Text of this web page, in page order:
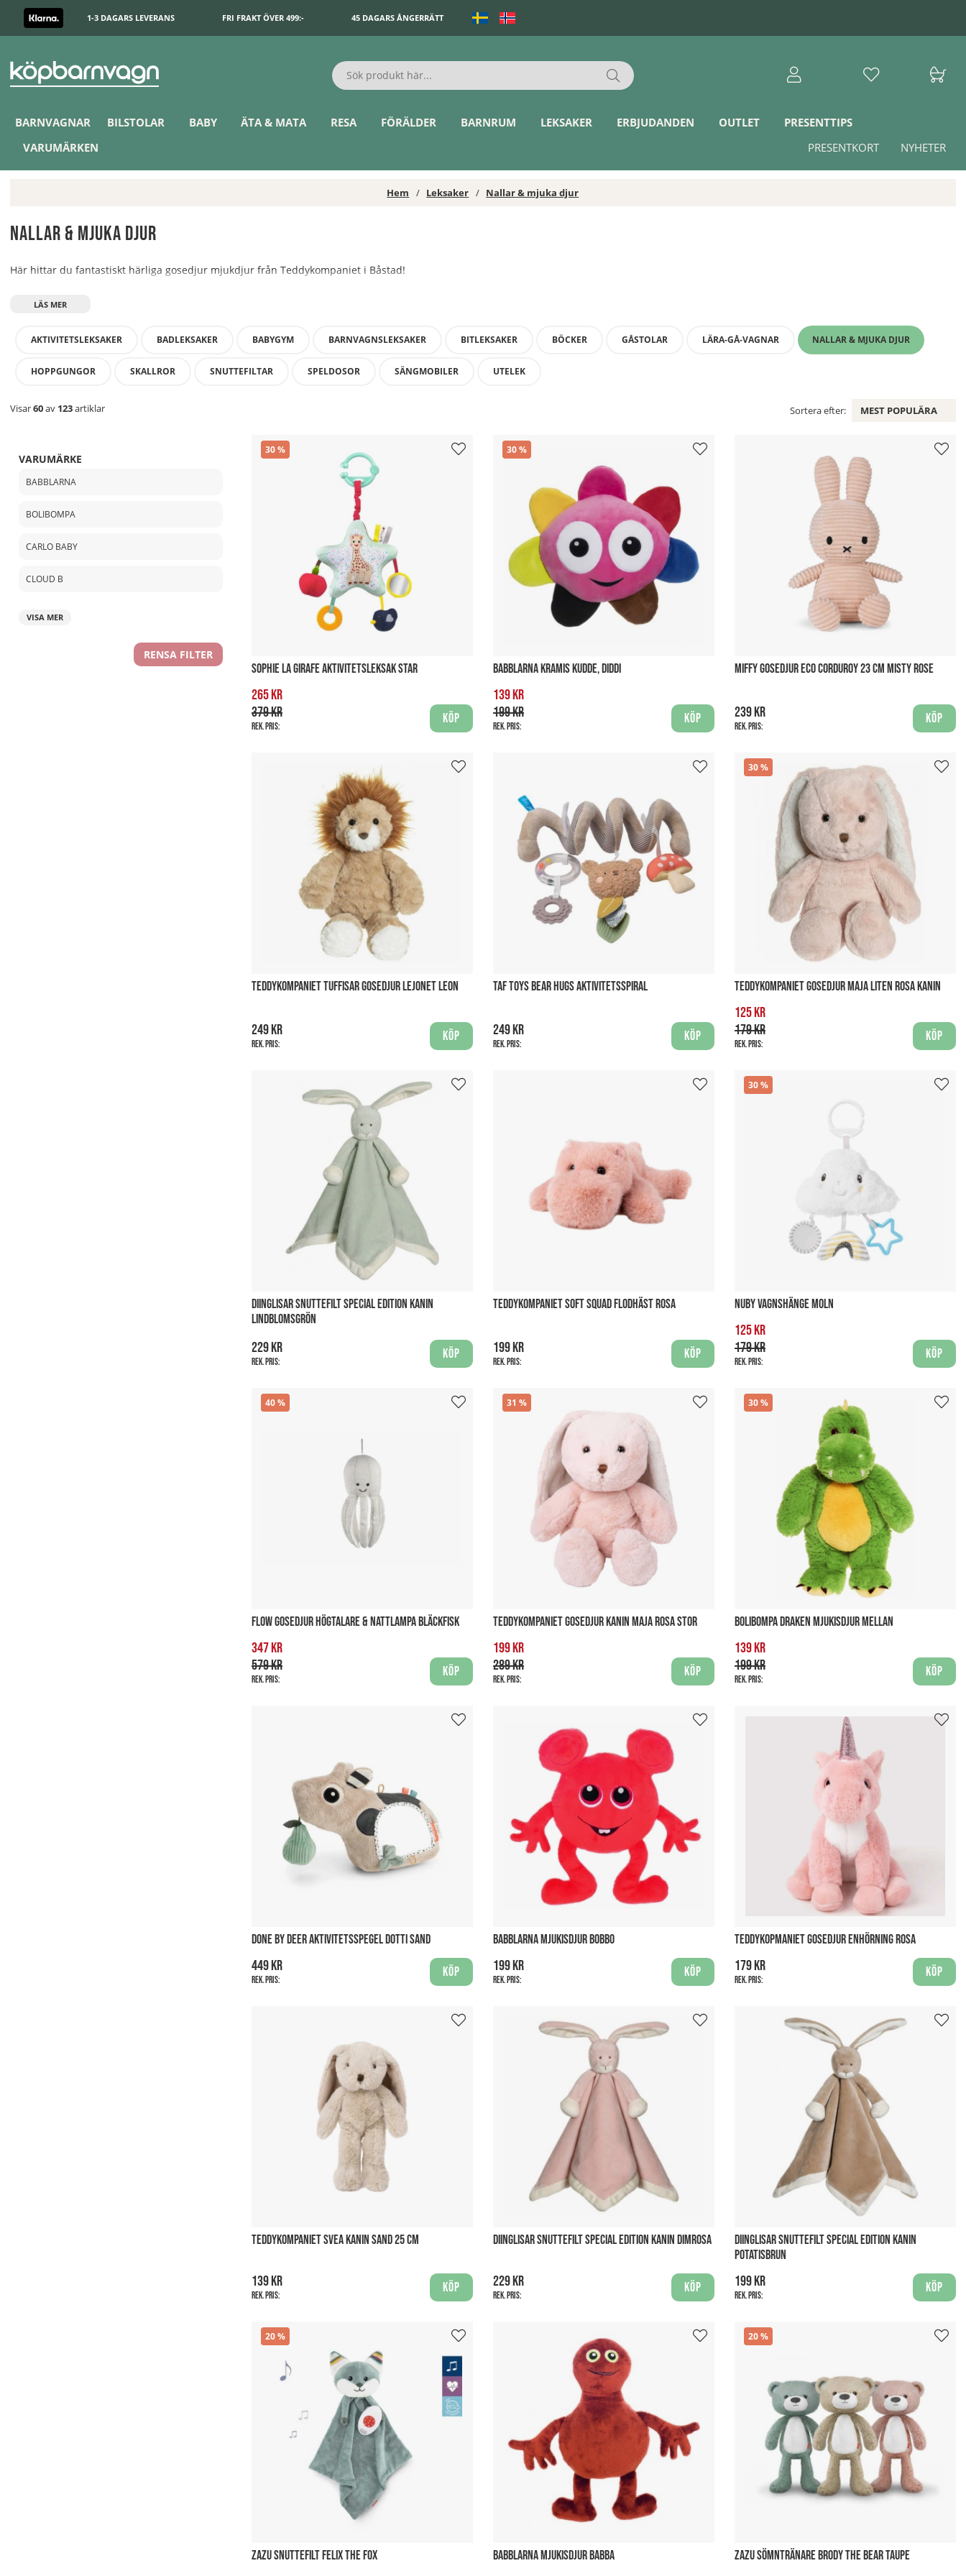
1-3 DAGARS LEVERANS FRI FRAKT ÖVER 499:- 45 DAGARS ÅNGERRÄTT
BARNVAGNAR BILSTOLAR BABY ÄTA & MATA RESA FÖRÄLDER BARNRUM LEKSAKER ERBJUDANDEN OUTLET
PRESENTTIPS
VARUMÄRKEN
NYHETER
PRESENTKORT
Hem Leksaker Nallar & mjuka djur
Nallar & mjuka djur
Här hittar du fantastiskt härliga gosedjur mjukdjur från Teddykompaniet i Båstad!
AKTIVITETSLEKSAKER BADLEKSAKER BABYGYM BARNVAGNSLEKSAKER BITLEKSAKER BÖCKER GÅSTOLAR LÄRA-GÅ-VAGNAR NALLAR & MJUKA DJUR
HOPPGUNGOR SKALLROR SNUTTEFILTAR SPELDOSOR SÄNGMOBILER UTELEK
Visar60av 123artiklar Sortera efter: MEST POPULÄRA
VARUMÄRKE
BABBLARNA
BOLIBOMPA
CARLO BABY
CLOUD B
VISA MER
RENSA FILTER
30
SOPHIE LA GIRAFE AKTIVITETSLEKSAK STAR
265 kr
379 kr
Rek. pris:
Köp
30
BABBLARNA KRAMIS KUDDE, DIDDI
139 kr
199 kr
Rek. pris:
Köp
MIFFY GOSEDJUR ECO CORDUROY 23 CM MISTY ROSE
239 kr
Rek. pris:
Köp
TEDDYKOMPANIET TUFFISAR GOSEDJUR LEJONET LEON
249 kr
Rek. pris:
Köp
TAF TOYS BEAR HUGS AKTIVITETSSPIRAL
249 kr
Rek. pris:
Köp
30
TEDDYKOMPANIET GOSEDJUR MAJA LITEN ROSA KANIN
125 kr
179 kr
Rek. pris:
Köp
DIINGLISAR SNUTTEFILT SPECIAL EDITION KANIN
LINDBLOMSGRÖN
229 kr
Rek. pris:
Köp
TEDDYKOMPANIET SOFT SQUAD FLODHÄST ROSA
199 kr
Rek. pris:
Köp
30
NUBY VAGNSHÄNGE MOLN
125 kr
179 kr
Rek. pris:
Köp
40
FLOW GOSEDJUR HÖGTALARE & NATTLAMPA BLÄCKFISK
347 kr
579 kr
Rek. pris:
Köp
31
TEDDYKOMPANIET GOSEDJUR KANIN MAJA ROSA STOR
199 kr
289 kr
Rek. pris:
Köp
30
BOLIBOMPA DRAKEN MJUKISDJUR MELLAN
139 kr
199 kr
Rek. pris:
Köp
DONE BY DEER AKTIVITETSSPEGEL DOTTI SAND
449 kr
Rek. pris:
Köp
BABBLARNA MJUKISDJUR BOBBO
199 kr
Rek. pris:
Köp
TEDDYKOPMANIET GOSEDJUR ENHÖRNING ROSA
179 kr
Rek. pris:
Köp
TEDDYKOMPANIET SVEA KANIN SAND 25 CM
139 kr
Rek. pris:
Köp
DIINGLISAR SNUTTEFILT SPECIAL EDITION KANIN DIMROSA
229 kr
Rek. pris:
Köp
DIINGLISAR SNUTTEFILT SPECIAL EDITION KANIN
POTATISBRUN
199 kr
Rek. pris:
Köp
20
ZAZU SNUTTEFILT FELIX THE FOX BABBLARNA MJUKISDJUR BABBA
20
ZAZU SÖMNTRÄNARE BRODY THE BEAR TAUPE